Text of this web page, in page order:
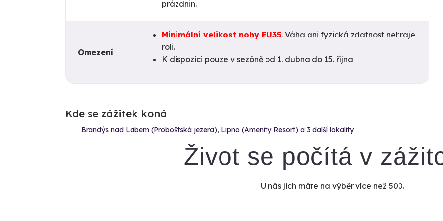
prázdnin.
Omezení
Minimální velikost nohy EU35. Váha ani fyzická zdatnost nehraje
roli.
K dispozici pouze v sezóně od 1. dubna do 15. října.
Kde se zážitek koná
Brandýs nad Labem (Proboštská jezera), Lipno (Amenity Resort) a 3 další lokality
Život se počítá v
U nás jich máte na výběr více než 500.